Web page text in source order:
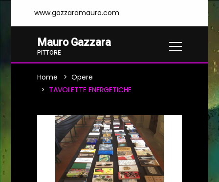
www.gazzaramauro.com
Mauro Gazzara
PITTORE
Home
Opere
TAVOLETTE ENERGETICHE